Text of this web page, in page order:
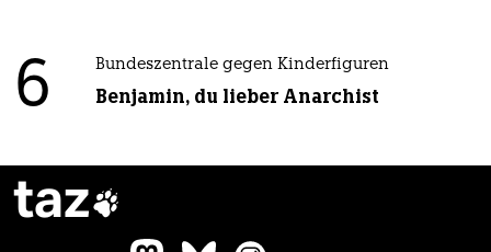
6 Bundeszentrale gegen Kinderfiguren
Benjamin, du lieber Anarchist
taz